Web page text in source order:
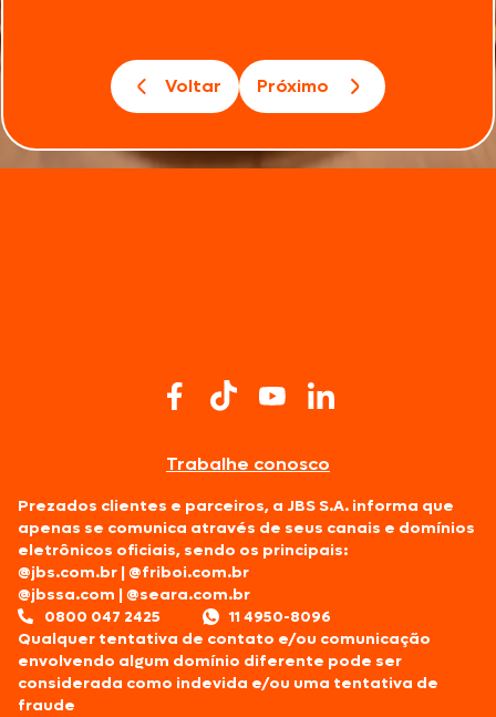
Voltar Próximo
Trabalhe conosco
Prezados clientes e parceiros, a JBS S.A. informa que
apenas se comunica através de seus canais e domínios
eletrônicos oficiais, sendo os principais:
@jbs.com.br |@friboi.com.br
@jbssa.com |@seara.com.br
0800 047 2425
11 4950-8096
Qualquer tentativa de contato e/ou comunicação
envolvendo algum domínio diferente pode ser
considerada como indevida e/ou uma tentativa de
fraude